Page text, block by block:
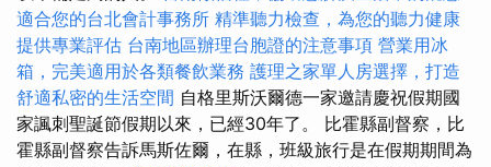
適合您的台北會計事務所 精準聽力檢查，為您的聽力健康
提供專業評估 台南地區辦理台胞證的注意事項 營業用冰
箱，完美適用於各類餐飲業務 護理之家單人房選擇，打造
舒適私密的生活空間 自格里斯沃爾德一家邀請慶祝假期國
家諷刺聖誕節假期以來，已經30年了。 比霍縣副督察，比
霍縣副督察告訴馬斯佐爾，在縣，班級旅行是在假期期間為